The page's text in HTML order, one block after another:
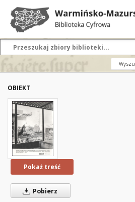
OBIEKT
Pokaż treść
Pobierz